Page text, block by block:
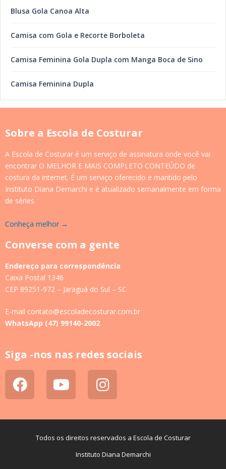
Blusa Gola Canoa Alta
Camisa com Gola e Recorte Borboleta
Camisa Feminina Gola Dupla com Manga Boca de Sino
Camisa Feminina Dupla
Sobre a Escola de Costurar
A Escola de Costurar é um serviço de assinatura onde você vai
encontrar O MELHOR E MAIS COMPLETO CONTEÚDO de
costura da internet. É um serviço oferecido e mantido pelo
Instituto Diana Demarchi e é atualizado semanalmente em forma
de séries.
Conheça melhor →
Converse com a gente
Endereço para correspondência
Caixa Postal 1346
CEP 89251-972 – Jaraguá do Sul – SC
E-mail contato@escoladecosturar.com.br
WhatsApp (47) 99140-2002
Siga -nos nas redes sociais
Todos os direitos reservados a Escola de Costurar
Instituto Diana Demarchi